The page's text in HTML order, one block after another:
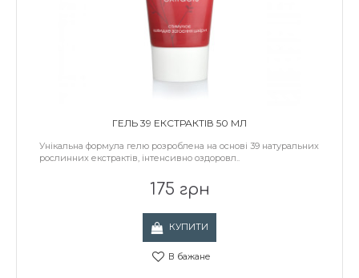
ГЕЛЬ 39 ЕКСТРАКТІВ 50 МЛ
Унікальна формула гелю розроблена на основі 39 натуральних
рослинних екстрактів, інтенсивно оздоровл..
175 грн
КУПИТИ
В бажане